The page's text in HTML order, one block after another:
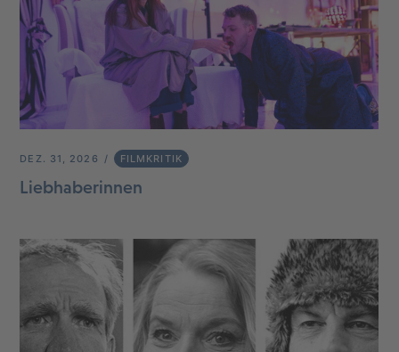
DEZ. 31, 2026 FILMKRITIK
Liebhaberinnen